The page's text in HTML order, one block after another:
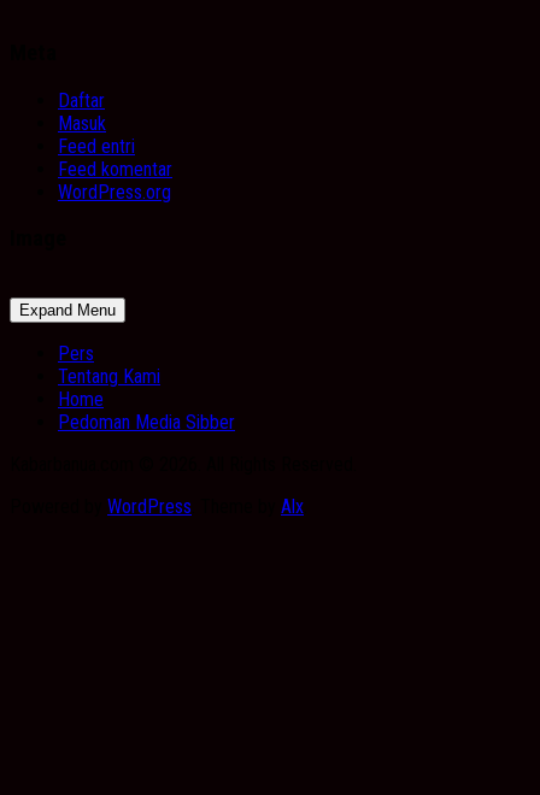
Daftar
Masuk
Feed entri
Feed komentar
WordPress.org
Expand Menu
Pers
Tentang Kami
Home
Pedoman Media Sibber
WordPress Alx